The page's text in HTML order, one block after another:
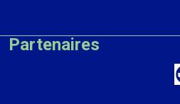
Partenaires